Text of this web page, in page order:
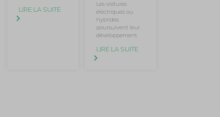
LIRE LA SUITE
Les voitures
électriques ou
hybrides
poursuivent leur
développement
LIRE LA SUITE